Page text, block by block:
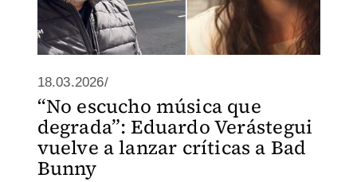
18.03.2026/
“No escucho música que
degrada”: Eduardo Verástegui
vuelve a lanzar críticas a Bad
Bunny